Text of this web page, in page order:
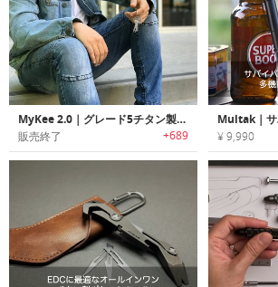
MyKee 2.0｜グレード5チタン製キー型マルチツール「マイキー2.0」
販売終了 +689 ¥ 9,990